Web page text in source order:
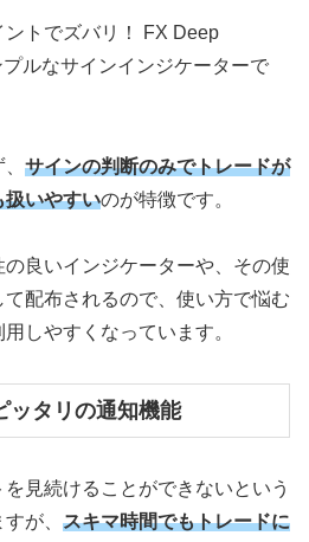
ントでズバリ！ FX Deep
ルなサインインジケーターで
サインの判断のみでトレードが
扱いやすいのが特徴です。
良いインジケーターや、その使
配布されるので、使い方で悩む
しやすくなっています。
ッタリの通知機能
見続けることができないという
が、 スキマ時間でもトレードに